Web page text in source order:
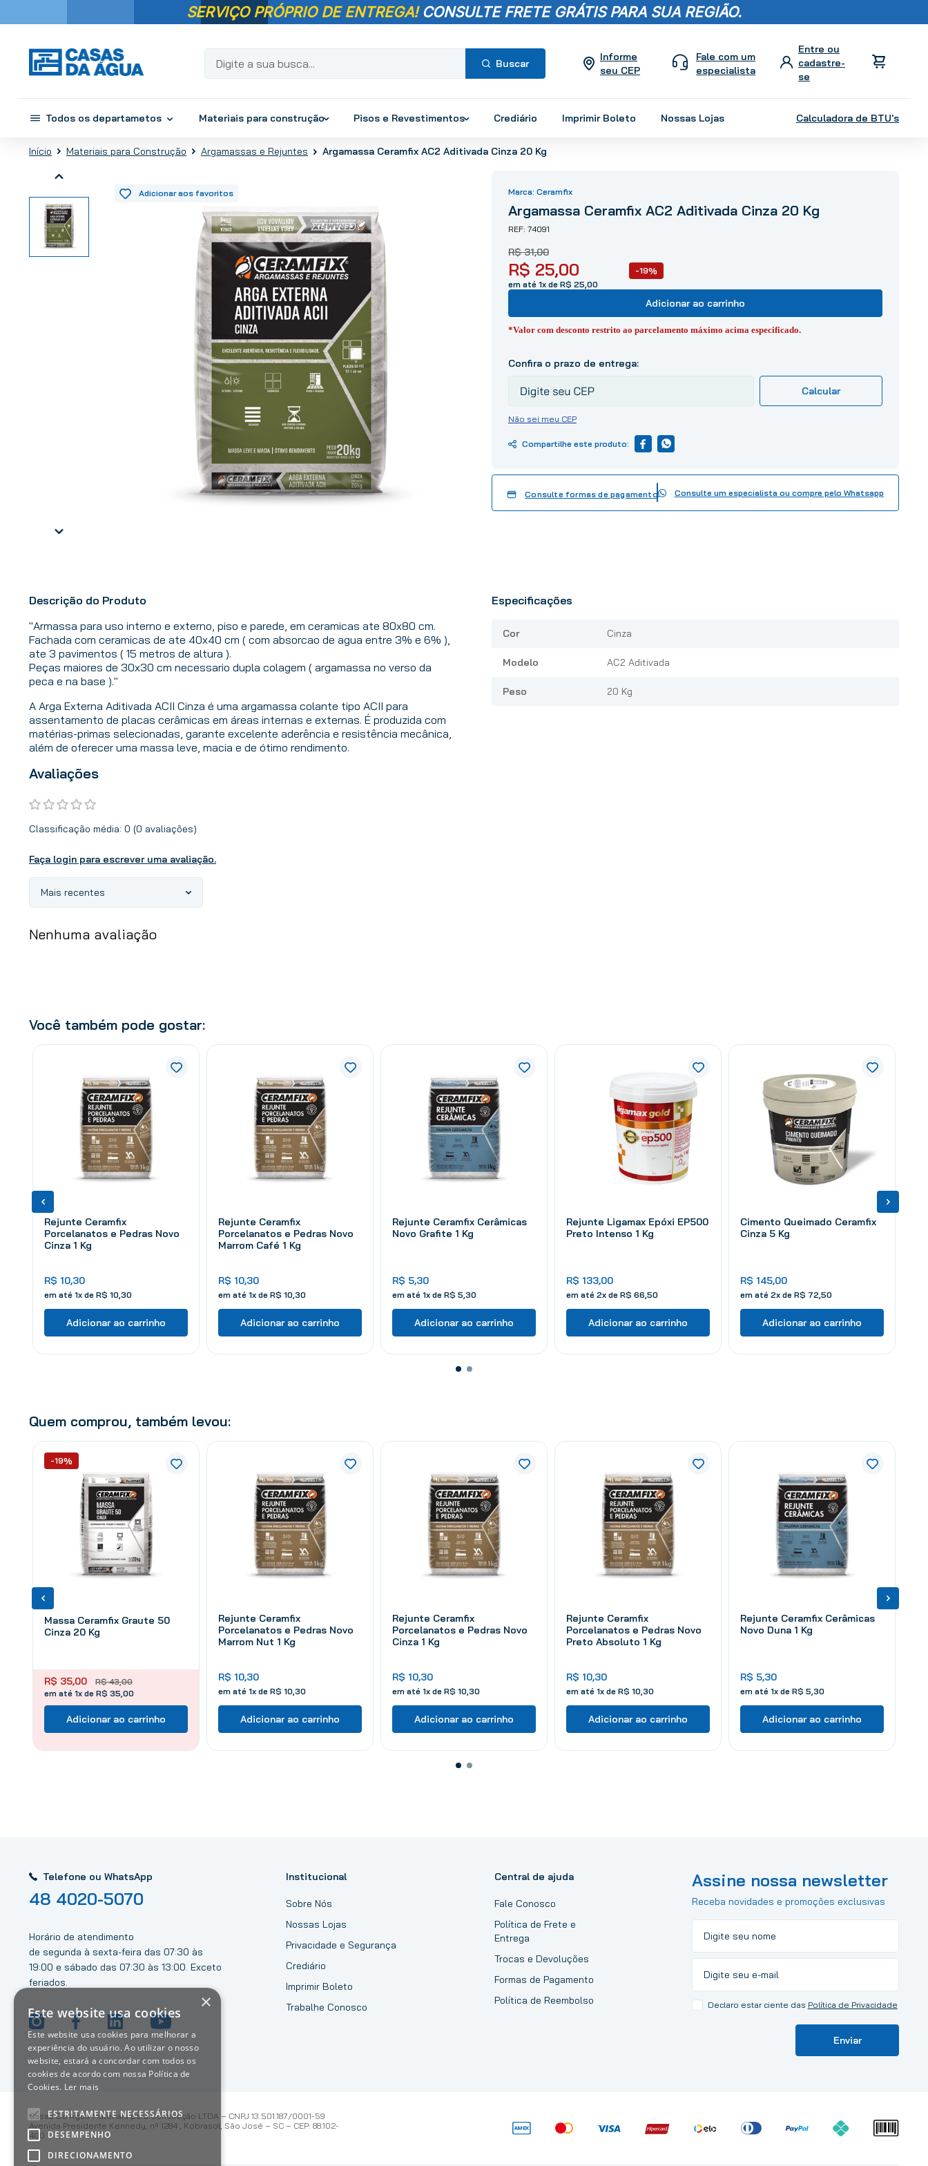
SERVIÇO PRÓPRIO DE ENTREGA! CONSULTE FRETE GRÁTIS PARA SUA REGIÃO.
Digite a sua busca...
Informe
seu CEP
Fale com um
especialista
Todos os departametos Materiais para construção Pisos e Revestimentos Crediário Imprimir Boleto Nossas Lojas Calculadora de BTU's
Materiais para Construção Argamassas e Rejuntes Argamassa Ceramfix AC2 Aditivada Cinza 20 Kg
Ceramfix
Argamassa Ceramfix AC2 Aditivada Cinza 20 Kg
74091
R$ 25,00
R$ 31,00
-19%
em até 1x de R$ 25,00
Adicionar ao carrinho
*Valor com desconto restrito ao parcelamento máximo acima especificado.
Não sei meu CEP
Consulte formas de pagamento Consulte um especialista ou compre pelo Whatsapp
Descrição do Produto
"Armassa para uso interno e externo, piso e parede, em ceramicas ate 80x80 cm.
Fachada com ceramicas de ate 40x40 cm ( com absorcao de agua entre 3% e 6% ),
ate 3 pavimentos ( 15 metros de altura ).
Peças maiores de 30x30 cm necessario dupla colagem ( argamassa no verso da
peca e na base )."
A Arga Externa Aditivada ACII Cinza é uma argamassa colante tipo ACII para
assentamento de placas cerâmicas em áreas internas e externas. É produzida com
matérias-primas selecionadas, garante excelente aderência e resistência mecânica,
além de oferecer uma massa leve, macia e de ótimo rendimento.
Especificações
Cor Cinza
Modelo AC2 Aditivada
Peso 20 Kg
Avaliações
Classificação média: 0 (0 avaliações)
Faça login para escrever uma avaliação.
Mais recentes
Nenhuma avaliação
Você também pode gostar:
Rejunte Ceramfix
Porcelanatos e Pedras Novo
Cinza 1 Kg
R$ 10,30
em até 1x de R$ 10 30
Adicionar ao carrinho
Rejunte Ceramfix
Porcelanatos e Pedras Novo
Marrom Café 1 Kg
R$ 10,30
em até 1x de R$ 10 30
Adicionar ao carrinho
Rejunte Ceramfix Cerâmicas
Novo Grafite 1 Kg
R$ 5,30
em até 1x de R$ 5 30
Adicionar ao carrinho
Rejunte Ligamax Epóxi EP500
Preto Intenso 1 Kg
R$ 133,00
em até 2x de R$ 66 50
Adicionar ao carrinho
Cimento Queimado Ceramfix
Cinza 5 Kg
R$ 145,00
em até 2x de R$ 72 50
Adicionar ao carrinho
Quem comprou, também levou:
Massa Ceramfix Graute 50
Cinza 20 Kg
R$ 43,00
R$ 35,00
em até 1x de R$ 35,00
-19%
Adicionar ao carrinho
Rejunte Ceramfix
Porcelanatos e Pedras Novo
Marrom Nut 1 Kg
R$ 10,30
em até 1x de R$ 10 30
Adicionar ao carrinho
Rejunte Ceramfix
Porcelanatos e Pedras Novo
Cinza 1 Kg
R$ 10,30
em até 1x de R$ 10 30
Adicionar ao carrinho
Rejunte Ceramfix
Porcelanatos e Pedras Novo
Preto Absoluto 1 Kg
R$ 10,30
em até 1x de R$ 10 30
Adicionar ao carrinho
Rejunte Ceramfix Cerâmicas
Novo Duna 1 Kg
R$ 5,30
em até 1x de R$ 5 30
Adicionar ao carrinho
Telefone ou WhatsApp
48 4020-5070
Horário de atendimento
de segunda à sexta-feira das 07:30 às
19:00 e sábado das 07:30 às 13:00. Exceto
feriados.
Institucional
Sobre Nós
Nossas Lojas
Privacidade e Segurança
Crediário
Imprimir Boleto
Trabalhe Conosco
Central de ajuda
Fale Conosco
Política de Frete e
Entrega
Trocas e Devoluções
Formas de Pagamento
Política de Reembolso
Assine nossa newsletter
Receba novidades e promoções exclusivas
Declaro estar ciente das Política de Privacidade
Enviar
Casas Da Água Materiais para Construção LTDA – CNPJ 13.501.187/0001-59
Avenida Presidente Kennedy, nº 1284 , Kobrasol, São José – SC – CEP: 88.102-
400
×
Este website usa cookies
Este website usa cookies para melhorar a
experiência do usuário. Ao utilizar o nosso
website, estará a concordar com todos os
cookies de acordo com nossa Política de
Cookies. Ler mais
ESTRITAMENTE NECESSÁRIOS
DESEMPENHO
DIRECIONAMENTO
Termos mais
2º
porcelanato
revestimento
vaso sanitário
chuveiro
cimento